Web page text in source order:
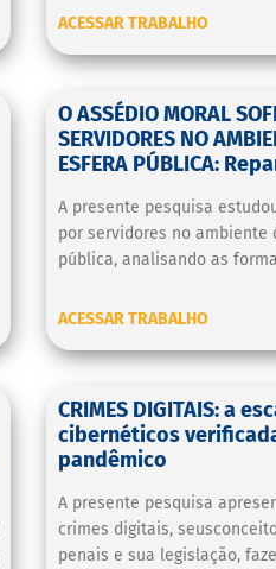
ACESSAR TRABALHO
O ASSÉDIO MORAL
SERVIDORES NO
ESFERA PÚBLICA:
A presente pesquisa
por servidores no ambiente
pública, analisando as
ACESSAR TRABALHO
CRIMES DIGITAIS: a
cibernéticos
pandêmico
A presente pesquisa
crimes digitais,
penais e sua legislação,